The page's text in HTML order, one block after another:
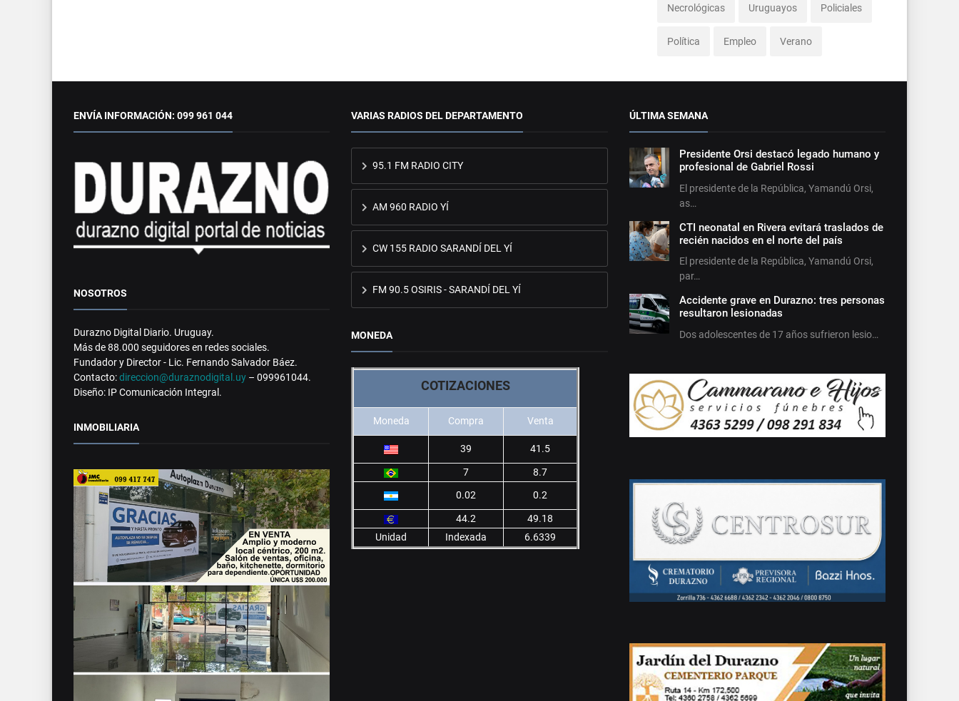
Necrológicas Uruguayos Policiales
Política Empleo Verano
ENVÍA INFORMACIÓN: 099 961 044
NOSOTROS
Durazno Digital Diario. Uruguay.
Más de 88.000 seguidores en redes sociales.
Fundador y Director - Lic. Fernando Salvador Báez.
Contacto:direccion@duraznodigital.uy – 099961044.
Diseño: IP Comunicación Integral.
INMOBILIARIA
VARIAS RADIOS DEL DEPARTAMENTO
95.1 FM RADIO CITY
AM 960 RADIO YÍ
CW 155 RADIO SARANDÍ DEL YÍ
FM 90.5 OSIRIS - SARANDÍ DEL YÍ
MONEDA
COTIZACIONES
Moneda Compra Venta
39 41.5
7
8.7
0.02
0.2
44.2
49.18
Unidad
Indexada 6.6339
ÚLTIMA SEMANA
Presidente Orsi destacó legado humano y
profesional de Gabriel Rossi
El presidente de la República, Yamandú Orsi,
as…
CTI neonatal en Rivera evitará traslados de
recién nacidos en el norte del país
El presidente de la República, Yamandú Orsi,
par…
Accidente grave en Durazno: tres personas
resultaron lesionadas
Dos adolescentes de 17 años sufrieron lesio…